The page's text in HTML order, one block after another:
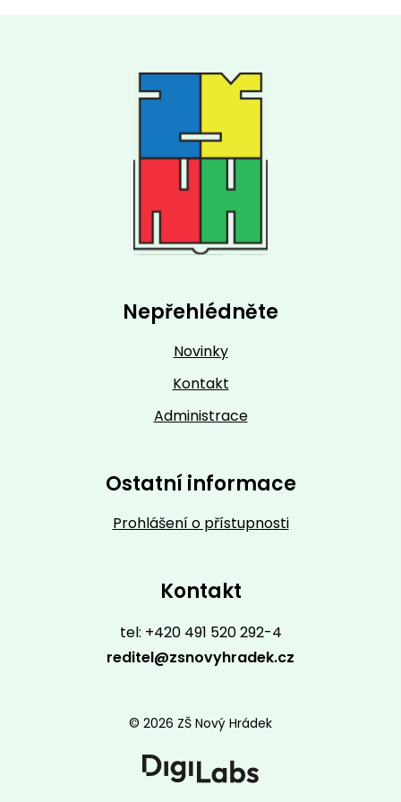
Nepřehlédněte
Novinky
Kontakt
Administrace
Ostatní informace
Prohlášení o přístupnosti
Kontakt
tel: +420 491 520 292-4
reditel@zsnovyhradek.cz
© 2026 ZŠ Nový Hrádek